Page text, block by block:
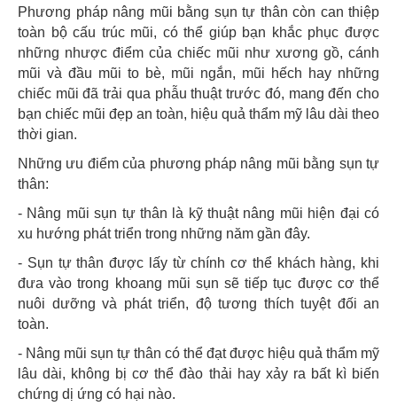
Phương pháp nâng mũi bằng sụn tự thân còn can thiệp
toàn bộ cấu trúc mũi, có thể giúp bạn khắc phục được
những nhược điểm của chiếc mũi như xương gồ, cánh
mũi và đầu mũi to bè, mũi ngắn, mũi hếch hay những
chiếc mũi đã trải qua phẫu thuật trước đó, mang đến cho
bạn chiếc mũi đẹp an toàn, hiệu quả thẩm mỹ lâu dài theo
thời gian.
Những ưu điểm của phương pháp nâng mũi bằng sụn tự
thân:
- Nâng mũi sụn tự thân là kỹ thuật nâng mũi hiện đại có
xu hướng phát triển trong những năm gần đây.
- Sụn tự thân được lấy từ chính cơ thể khách hàng, khi
đưa vào trong khoang mũi sụn sẽ tiếp tục được cơ thể
nuôi dưỡng và phát triển, độ tương thích tuyệt đối an
toàn.
- Nâng mũi sụn tự thân có thể đạt được hiệu quả thẩm mỹ
lâu dài, không bị cơ thể đào thải hay xảy ra bất kì biến
chứng dị ứng có hại nào.